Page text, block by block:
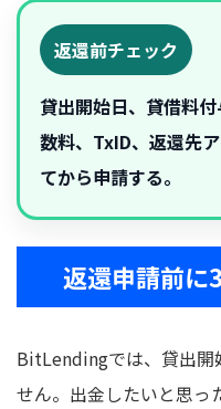
返還前チェック
貸出開始日、貸借料
数料、TxID、返還先
てから申請する。
返還申請前に
BitLendingでは、貸出開
せん。出金したいと思っ